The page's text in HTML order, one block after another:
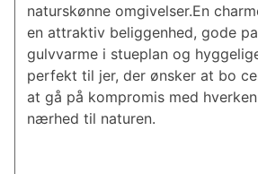
naturskønne omgivelser.En
en attraktiv beliggenhed, gode
gulvvarme i stueplan og
perfekt til jer, der ønsker at bo
at gå på kompromis med
nærhed til naturen.